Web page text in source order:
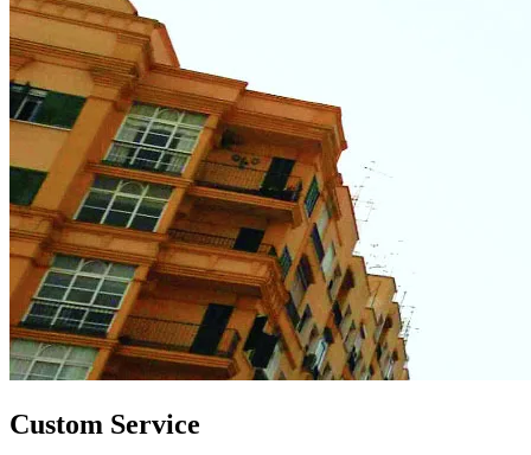
Custom Service